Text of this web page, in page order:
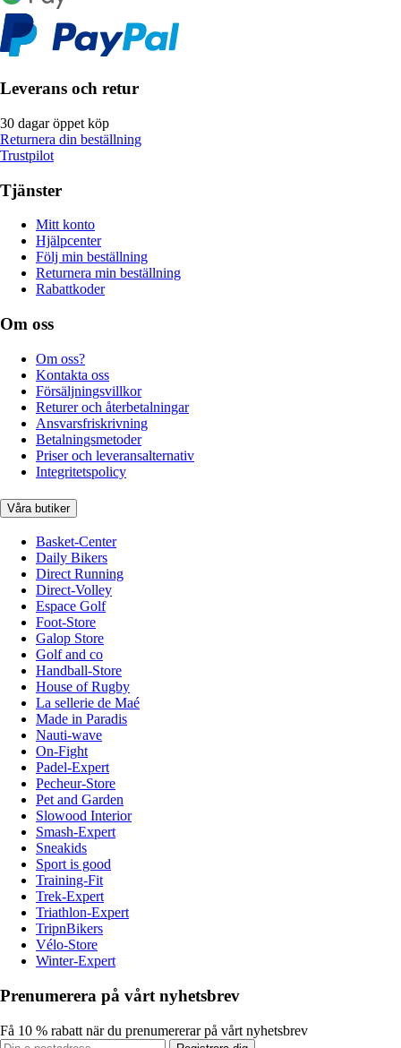
Leverans och retur
30 dagar öppet köp
Returnera din beställning
Trustpilot
Tjänster
Mitt konto
Hjälpcenter
Följ min beställning
Returnera min beställning
Rabattkoder
Om oss
Om oss?
Kontakta oss
Försäljningsvillkor
Returer och återbetalningar
Ansvarsfriskrivning
Betalningsmetoder
Priser och leveransalternativ
Integritetspolicy
Våra butiker
Basket-Center
Daily Bikers
Direct Running
Direct-Volley
Espace Golf
Foot-Store
Galop Store
Golf and co
Handball-Store
House of Rugby
La sellerie de Maé
Made in Paradis
Nauti-wave
On-Fight
Padel-Expert
Pecheur-Store
Pet and Garden
Slowood Interior
Smash-Expert
Sneakids
Sport is good
Training-Fit
Trek-Expert
Triathlon-Expert
TripnBikers
Vélo-Store
Winter-Expert
Prenumerera på vårt nyhetsbrev
Få 10 % rabatt när du prenumererar på vårt nyhetsbrev